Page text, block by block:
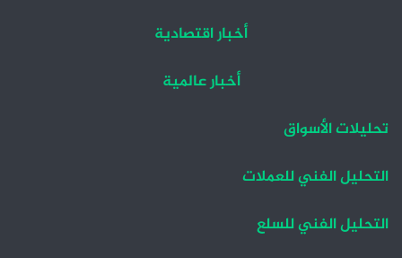
أخبار اقتصادية
أخبار عالمية
تحليلات الأسواق
التحليل الفني للعملات
التحليل الفني للسلع